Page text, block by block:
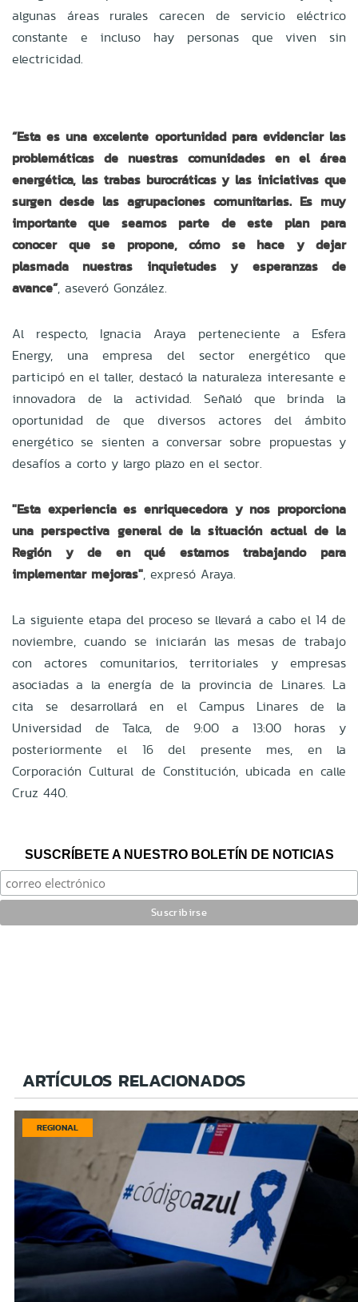
algunas áreas rurales carecen de servicio eléctrico
constante e incluso hay personas que viven sin
electricidad.
“Esta es una excelente oportunidad para evidenciar las
problemáticas de nuestras comunidades en el área
energética, las trabas burocráticas y las iniciativas que
surgen desde las agrupaciones comunitarias. Es muy
importante que seamos parte de este plan para
conocer que se propone, cómo se hace y dejar
plasmada nuestras inquietudes y esperanzas de
avance”, aseveró González.
Al respecto, Ignacia Araya perteneciente a Esfera
Energy, una empresa del sector energético que
participó en el taller, destacó la naturaleza interesante e
innovadora de la actividad. Señaló que brinda la
oportunidad de que diversos actores del ámbito
energético se sienten a conversar sobre propuestas y
desafíos a corto y largo plazo en el sector.
"Esta experiencia es enriquecedora y nos proporciona
una perspectiva general de la situación actual de la
Región y de en qué estamos trabajando para
implementar mejoras", expresó Araya.
La siguiente etapa del proceso se llevará a cabo el 14 de
noviembre, cuando se iniciarán las mesas de trabajo
con actores comunitarios, territoriales y empresas
asociadas a la energía de la provincia de Linares. La
cita se desarrollará en el Campus Linares de la
Universidad de Talca, de 9:00 a 13:00 horas y
posteriormente el 16 del presente mes, en la
Corporación Cultural de Constitución, ubicada en calle
Cruz 440.
SUSCRÍBETE A NUESTRO BOLETÍN DE NOTICIAS
ARTÍCULOS RELACIONADOS
REGIONAL